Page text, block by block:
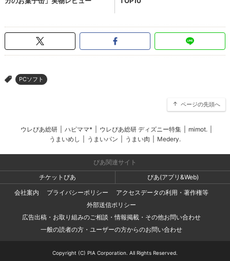
> PCソフト
ページの先頭へ
ウレぴあ総研 ハピママ* ウレぴあ総研 ディズニー特集 mimot.
うまいめし
うまいパン うまい肉 Medery.
ぴあ関連サイト
チケットぴあ
ぴあ(アプリ&Web)
会社案内
プライバシーポリシー
アクセスデータの利用・著作権等
外部送信ポリシー
広告出稿・お取り組みのご相談・情報掲載・その他お問い合わせ
一般の読者の方・ユーザーの方からのお問い合わせ
Copyright (C) PIA Corporation. All Rights Reserved.